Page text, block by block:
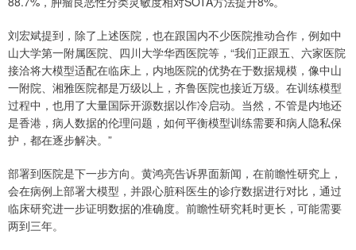
刘宏斌提到，除了上述医院，也在跟国内不少医院推动合作，例如中
山大学第一附属医院、四川大学华西医院等，“我们正跟五、六家医院
接洽将大模型适配在临床上，内地医院的优势在于数据规模，像中山
一附院、湘雅医院都是万级以上，齐鲁医院也接近万级。在训练模型
过程中，也用了大量国际开源数据以作冷启动。当然，不管是内地还
是香港，病人数据的伦理问题，如何平衡模型训练需要和病人隐私保
护，都在逐步解决。”
部署到医院是下一步方向。黄鸿亮告诉界面新闻，在前瞻性研究上，
会在病例上部署大模型，并跟心脏科医生的诊疗数据进行对比，通过
临床研究进一步证明数据的准确度。前瞻性研究耗时更长，可能需要
两到三年。